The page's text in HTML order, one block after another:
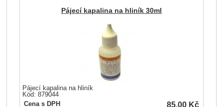
Pájecí kapalina na hliník 30ml
Pájecí kapalina na hliník
Kód: 879044
Cena s DPH
85,00 Kč